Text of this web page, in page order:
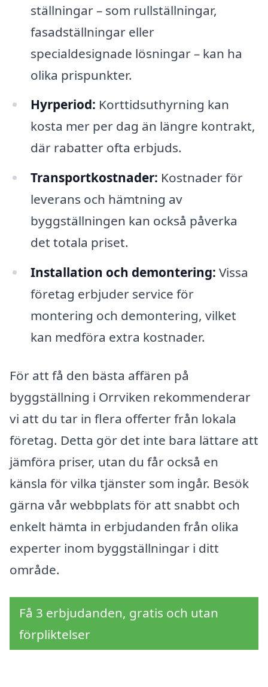
ställningar – som rullställningar,
fasadställningar eller
specialdesignade lösningar – kan ha
olika prispunkter.
Hyrperiod: Korttidsuthyrning kan
kosta mer per dag än längre kontrakt,
där rabatter ofta erbjuds.
Transportkostnader: Kostnader för
leverans och hämtning av
byggställningen kan också påverka
det totala priset.
Installation och demontering: Vissa
företag erbjuder service för
montering och demontering, vilket
kan medföra extra kostnader.
För att få den bästa affären på
byggställning i Orrviken rekommenderar
vi att du tar in flera offerter från lokala
företag. Detta gör det inte bara lättare att
jämföra priser, utan du får också en
känsla för vilka tjänster som ingår. Besök
gärna vår webbplats för att snabbt och
enkelt hämta in erbjudanden från olika
experter inom byggställningar i ditt
område.
Få 3 erbjudanden, gratis och utan
förpliktelser